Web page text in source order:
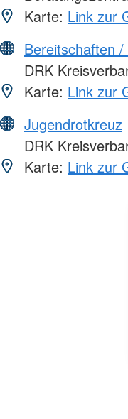
Karte: Link zur
Bereitschaften
DRK
Karte: Link zur
Jugendrotkreuz
DRK
Karte: Link zur